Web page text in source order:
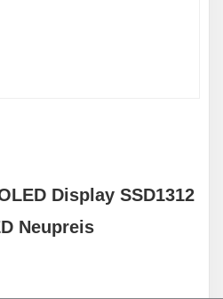
Display SSD1312
Neupreis